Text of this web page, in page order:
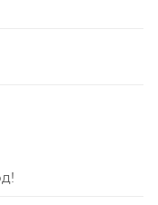
который
Предусмотрен
и подножки.